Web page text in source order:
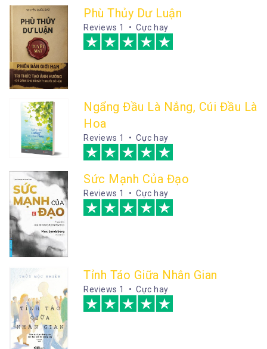
Phù Thủy Dư Luận
Reviews 1 • Cực hay
Ngẩng Đầu Là Nắng, Cúi Đầu Là
Hoa
Reviews 1 • Cực hay
Sức Mạnh Của Đạo
Reviews 1 • Cực hay
Tỉnh Táo Giữa Nhân Gian
Reviews 1 • Cực hay